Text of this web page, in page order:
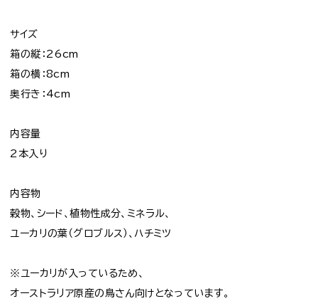
サイズ
箱の縦：26cm
箱の横：8cm
奥行き：4cm
内容量
2本入り
内容物
穀物、シード、植物性成分、ミネラル、
ユーカリの葉（グロブルス）、ハチミツ
※ユーカリが入っているため、
オーストラリア原産の鳥さん向けとなっています。